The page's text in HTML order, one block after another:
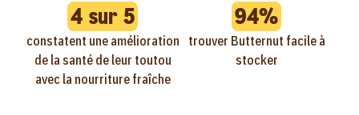
4 sur 5
constatent une amélioration
de la santé de leur toutou
avec la nourriture fraîche
94%
trouver Butternut facile à
stocker